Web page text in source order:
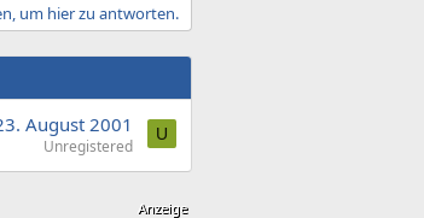
um hier zu antworten.
August 2001
Unregistered
U